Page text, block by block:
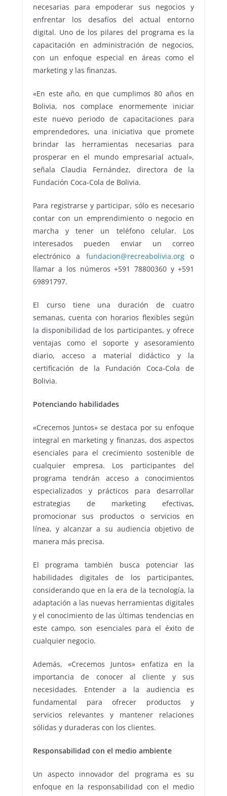
necesarias para empoderar sus negocios y
enfrentar los desafíos del actual entorno
digital. Uno de los pilares del programa es la
capacitación en administración de negocios,
con un enfoque especial en áreas como el
marketing y las finanzas.
«En este año, en que cumplimos 80 años en
Bolivia, nos complace enormemente iniciar
este nuevo periodo de capacitaciones para
emprendedores, una iniciativa que promete
brindar las herramientas necesarias para
prosperar en el mundo empresarial actual»,
señala Claudia Fernández, directora de la
Fundación Coca-Cola de Bolivia.
Para registrarse y participar, sólo es necesario
contar con un emprendimiento o negocio en
marcha y tener un teléfono celular. Los
interesados pueden enviar un correo
electrónico a fundacion@recreabolivia.orgo
llamar a los números +591 78800360 y +591
69891797.
El curso tiene una duración de cuatro
semanas, cuenta con horarios flexibles según
la disponibilidad de los participantes, y ofrece
ventajas como el soporte y asesoramiento
diario, acceso a material didáctico y la
certificación de la Fundación Coca-Cola de
Bolivia.
Potenciando habilidades
«Crecemos Juntos» se destaca por su enfoque
integral en marketing y finanzas, dos aspectos
esenciales para el crecimiento sostenible de
cualquier empresa. Los participantes del
programa tendrán acceso a conocimientos
especializados y prácticos para desarrollar
estrategias de marketing efectivas,
promocionar sus productos o servicios en
línea, y alcanzar a su audiencia objetivo de
manera más precisa.
El programa también busca potenciar las
habilidades digitales de los participantes,
considerando que en la era de la tecnología, la
adaptación a las nuevas herramientas digitales
y el conocimiento de las últimas tendencias en
este campo, son esenciales para el éxito de
cualquier negocio.
Además, «Crecemos Juntos» enfatiza en la
importancia de conocer al cliente y sus
necesidades. Entender a la audiencia es
fundamental para ofrecer productos y
servicios relevantes y mantener relaciones
sólidas y duraderas con los clientes.
Responsabilidad con el medio ambiente
Un aspecto innovador del programa es su
enfoque en la responsabilidad con el medio